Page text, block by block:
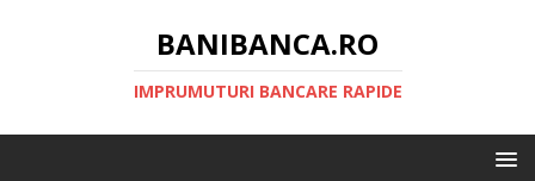
BANIBANCA.RO
IMPRUMUTURI BANCARE RAPIDE